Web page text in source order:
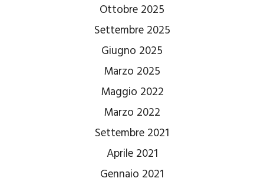
Ottobre 2025
Settembre 2025
Giugno 2025
Marzo 2025
Maggio 2022
Marzo 2022
Settembre 2021
Aprile 2021
Gennaio 2021